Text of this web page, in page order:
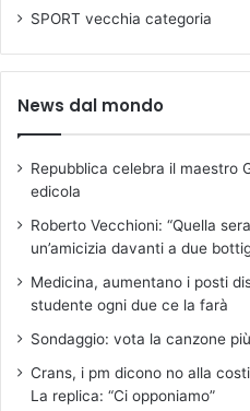
SPORT vecchia categoria
News dal mondo
Repubblica celebra il maestro
edicola
Roberto Vecchioni: “Quella
un’amicizia davanti a due
Medicina, aumentano i posti
studente ogni due ce la farà
Sondaggio: vota la canzone
Crans, i pm dicono no alla
La replica: “Ci opponiamo”